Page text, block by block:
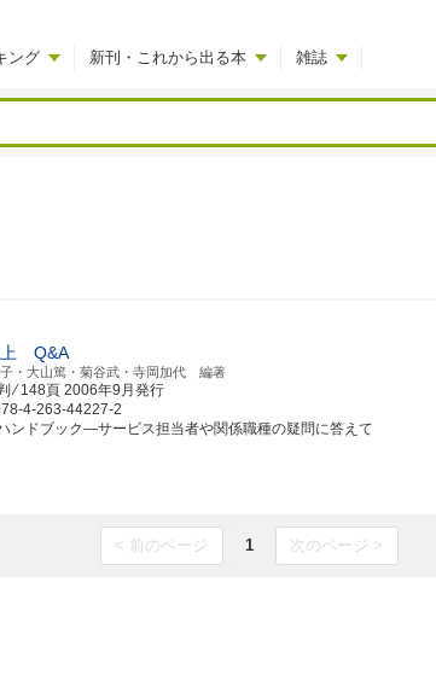
ング 新刊・これから出る本 雑誌
上 Q&A
・大山篤・菊谷武・寺岡加代 編著
⁄ 148頁 2006年9月発行
4-263-44227-2
ンドブック―サービス担当者や関係職種の疑問に答えて
< 前のページ 1 次のページ >